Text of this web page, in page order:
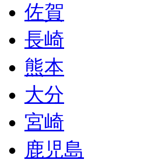
佐賀
長崎
熊本
大分
宮崎
鹿児島